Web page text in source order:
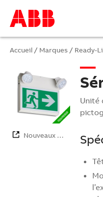
Accueil / Marques / Ready-
Nouveaux …
Unité